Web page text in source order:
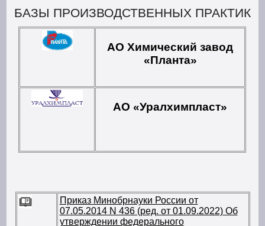
БАЗЫ ПРОИЗВОДСТВЕННЫХ ПРАКТИК
АО Химический завод
«Планта»
АО «Уралхимпласт»
Приказ Минобрнауки России от
07.05.2014 N 436 (ред. от 01.09.2022) Об
утверждении федерального